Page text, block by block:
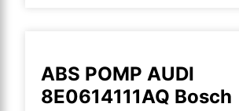
ABS POMP AUDI
8E0614111AQ Bosch